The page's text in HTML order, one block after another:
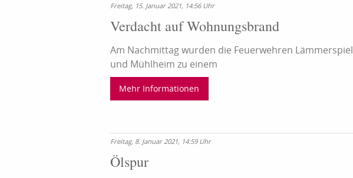
Freitag, 15. Januar 2021, 14:56 Uhr
Verdacht auf Wohnungsbrand
Am Nachmittag wurden die Feuerwehren Lämmerspiel
und Mühlheim zu einem
Mehr Informationen
Freitag, 8. Januar 2021, 14:59 Uhr
Ölspur